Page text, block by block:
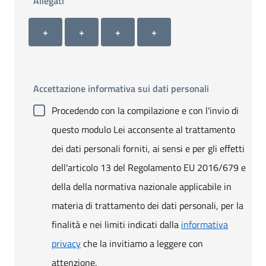
Allegato 1
+
Allegato 2
+
Allegato 3
+
Allegato 4
+
Accettazione informativa sui dati personali
Procedendo con la compilazione e con l'invio di
questo modulo Lei acconsente al trattamento
dei dati personali forniti, ai sensi e per gli effetti
dell'articolo 13 del Regolamento EU 2016/679 e
della della normativa nazionale applicabile in
materia di trattamento dei dati personali, per la
finalità e nei limiti indicati dalla informativa
privacyche la invitiamo a leggere con
attenzione.